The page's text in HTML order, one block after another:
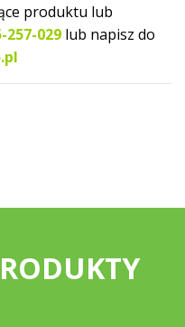
produktu lub
257-029 lub napisz do